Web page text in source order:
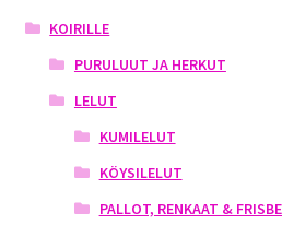
KOIRILLE
PURULUUT JA HERKUT
LELUT
KUMILELUT
KÖYSILELUT
PALLOT, RENKAAT &